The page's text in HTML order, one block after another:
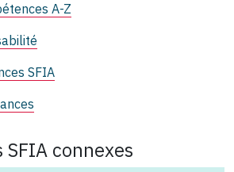
A-Z
SFIA
SFIA connexes